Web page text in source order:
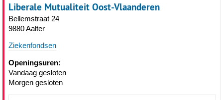
Liberale Mutualiteit Oost-Vlaanderen
Bellemstraat 24
9880 Aalter
Ziekenfondsen
Openingsuren:
Vandaag gesloten
Morgen gesloten